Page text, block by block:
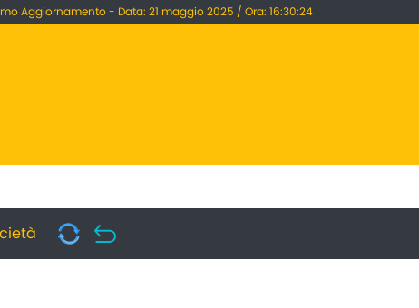
Aggiornamento - Data: 21 maggio 2025 / Ora: 16:30:24